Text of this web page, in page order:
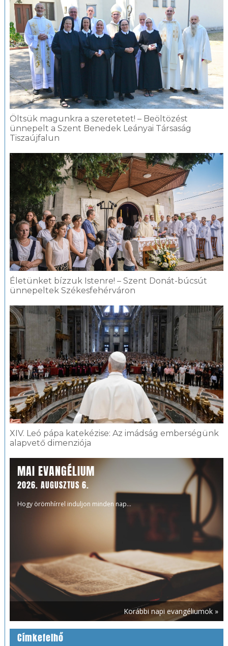
Öltsük magunkra a szeretetet! – Beöltözést
ünnepelt a Szent Benedek Leányai Társaság
Tiszaújfalun
Életünket bízzuk Istenre! – Szent Donát-búcsút
ünnepeltek Székesfehérváron
XIV. Leó pápa katekézise: Az imádság emberségünk
alapvető dimenziója
MAI EVANGÉLIUM
2026. AUGUSZTUS 6.
Hogy örömhírrel induljon minden nap...
Korábbi napi evangéliumok »
Címkefelhő